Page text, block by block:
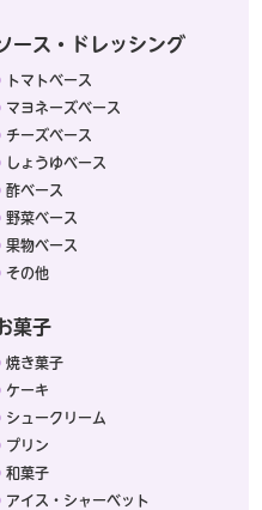
ース・ドレッシング
トマトベース
マヨネーズベース
チーズベース
しょうゆベース
酢ベース
野菜ベース
果物ベース
その他
菓子
焼き菓子
ケーキ
シュークリーム
プリン
和菓子
アイス・シャーベット